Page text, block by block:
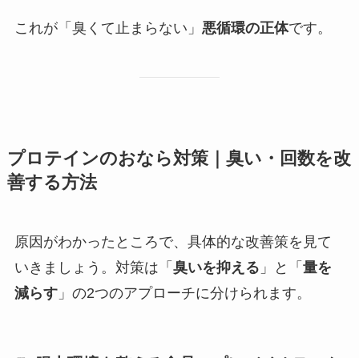
これが「臭くて止まらない」 悪循環の正体です。
プロテインのおなら対策｜臭い・回数を改
善する方法
原因がわかったところで、具体的な改善策を見て
いきましょう。対策は「 臭いを抑える 」と「 量を
減らす」の2つのアプローチに分けられます。